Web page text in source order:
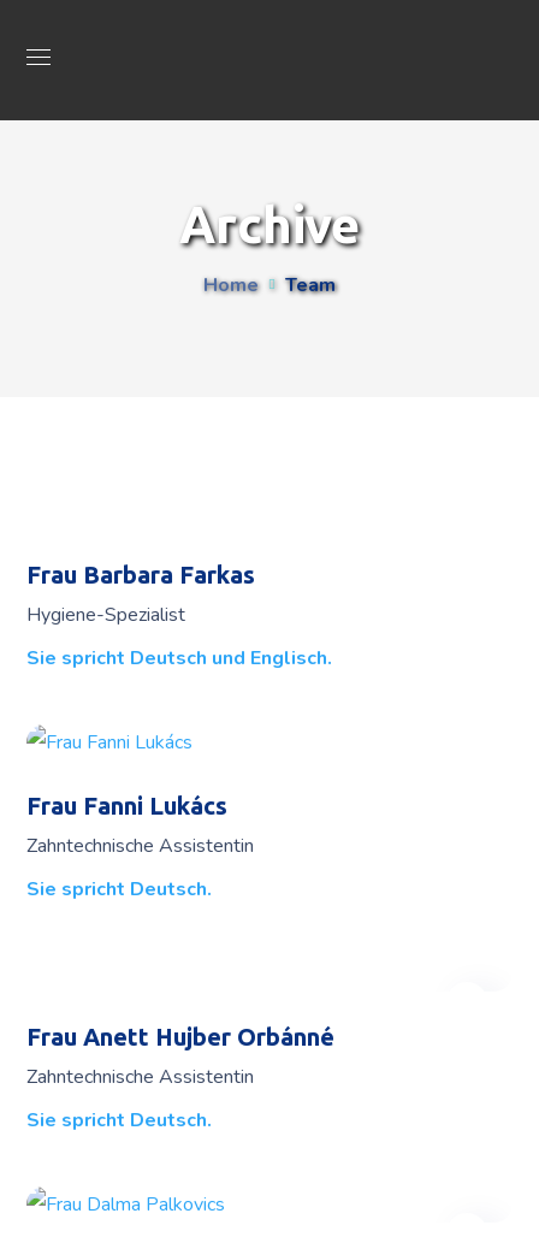
Archive
Home Team
Frau Barbara Farkas
Hygiene-Spezialist
Sie spricht Deutsch und Englisch.
Frau Fanni Lukács
Zahntechnische Assistentin
Sie spricht Deutsch.
Frau Anett Hujber Orbánné
Zahntechnische Assistentin
Sie spricht Deutsch.